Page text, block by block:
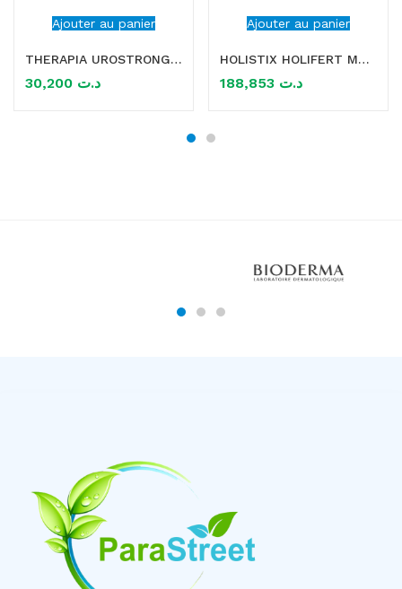
Ajouter au panier
THERAPIA UROSTRONG 60 GELULES
د.ت
Ajouter au panier
HOLISTIX HOLIFERT MEN 90 GELULES
د.ت